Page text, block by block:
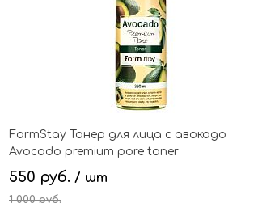
FarmStay Тонер для лица с авокадо
Avocado premium pore toner
550 руб. / шт
1 000 руб.